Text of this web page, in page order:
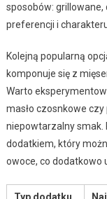
sposobów: grillowane,
preferencji i
Kolejną popularną
komponuje się z
Warto
masło czosnkowe
niepowtarzalny smak.
dodatkiem, który
owoce, co dodatkowo
Typ dodatku